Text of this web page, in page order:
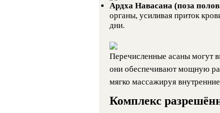
Ардха Навасана (поза
органы, усиливая приток
дни.
Перечисленные асаны могут
они обеспечивают мощную
мягко массажируя
Комплекс